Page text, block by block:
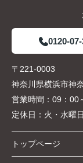
0120-
〒221-0003
神奈川県横浜市神
営業時間： 09：00
定休日： 火・水曜
トップページ